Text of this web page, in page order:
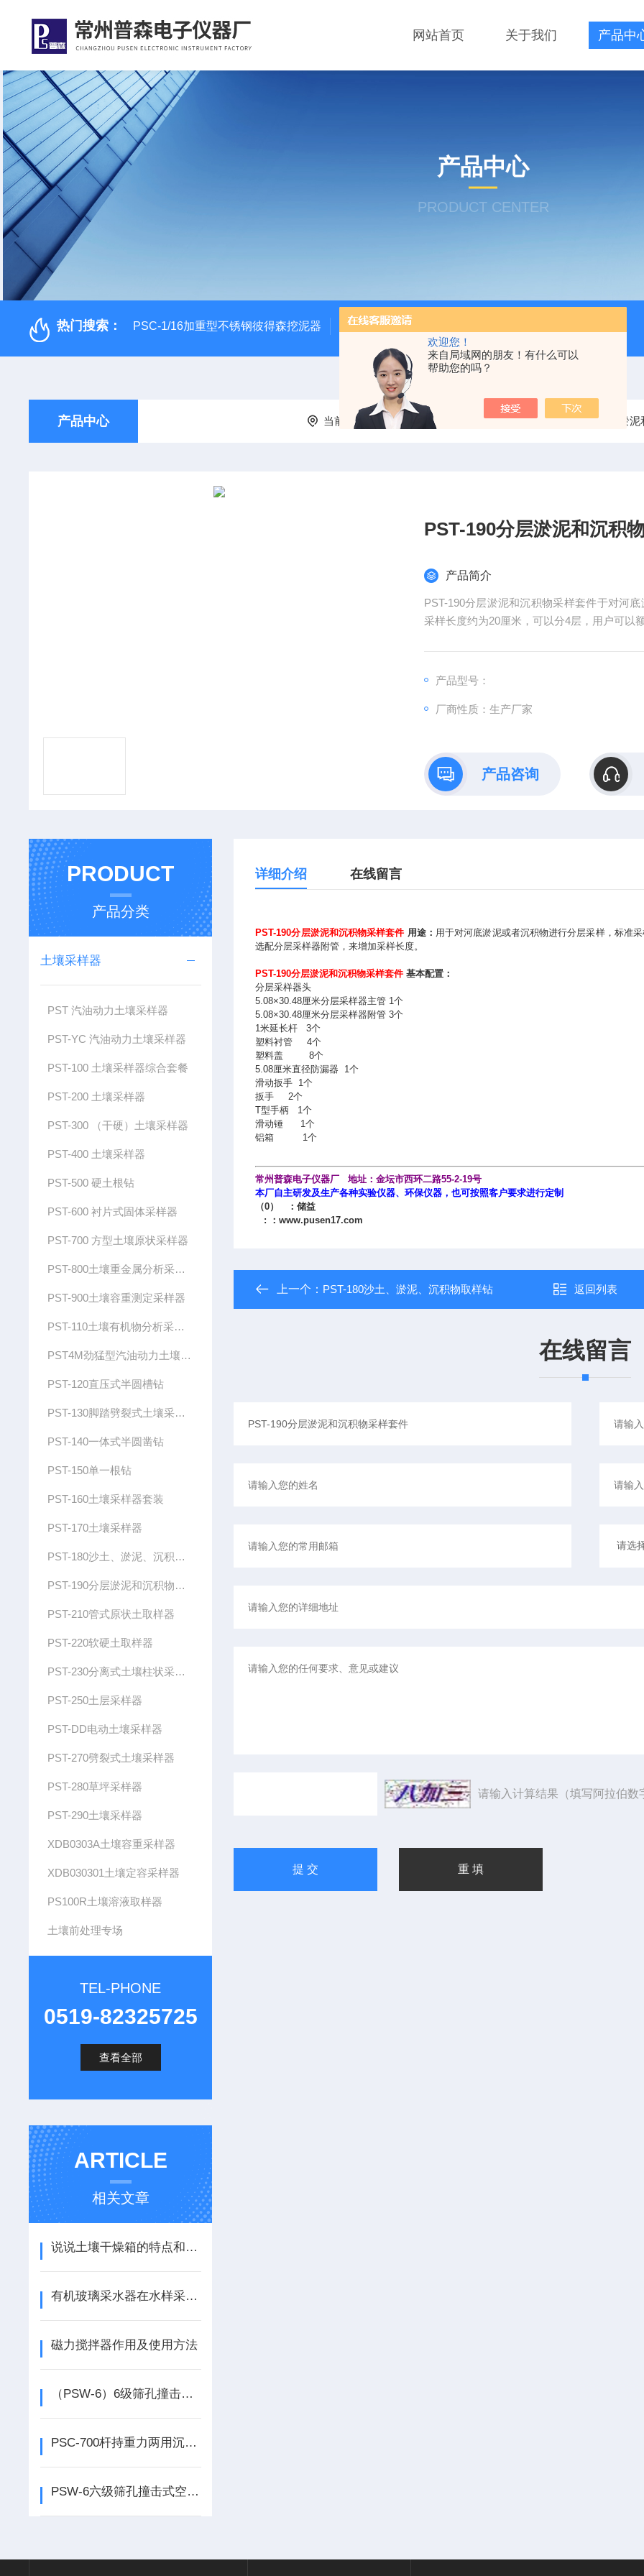
欢迎您！
来自局域网的朋友！有什么可以
帮助您的吗？
网站首页 关于我们 产品中
产品中心
PRODUCT CENTER
热门搜索： PSC-1/16加重型不锈钢彼得森挖泥器 Beeker型沉积物原状采样器（柱状底泥采样器） PS-
产品中心 当前位置： 首页 产品中心 土壤采样器 PST-190分层淤
PST-190分层淤泥和沉积
产品简介
PST-190分层淤泥和沉积物采样套件于对河
采样长度约为20厘米，可以分4层，用户可以
产品型号：
厂商性质：生产厂家
产品咨询
PRODUCT
产品分类
土壤采样器
PST 汽油动力土壤采样器
PST-YC 汽油动力土壤采样器
PST-100 土壤采样器综合套餐
PST-200 土壤采样器
PST-300 （干硬）土壤采样器
PST-400 土壤采样器
PST-500 硬土根钻
PST-600 衬片式固体采样器
PST-700 方型土壤原状采样器
PST-800土壤重金属分析采样器
PST-900土壤容重测定采样器
PST-110土壤有机物分析采样器
PST4M劲猛型汽油动力土壤采样器
PST-120直压式半圆槽钻
PST-130脚踏劈裂式土壤采样器
PST-140一体式半圆凿钻
PST-150单一根钻
PST-160土壤采样器套装
PST-170土壤采样器
PST-180沙土、淤泥、沉积物取样钻
PST-190分层淤泥和沉积物采样套件
PST-210管式原状土取样器
PST-220软硬土取样器
PST-230分离式土壤柱状采样器
PST-250土层采样器
PST-DD电动土壤采样器
PST-270劈裂式土壤采样器
PST-280草坪采样器
PST-290土壤采样器
XDB0303A土壤容重采样器
XDB030301土壤定容采样器
PS100R土壤溶液取样器
土壤前处理专场
TEL-PHONE
0519-82325725
查看全部
ARTICLE
相关文章
说说土壤干燥箱的特点和使用注意事项
有机玻璃采水器在水样采集中的应用与优势
磁力搅拌器作用及使用方法
（PSW-6）6级筛孔撞击式空气微生物采样器 特点讲解及应用领域
PSC-700杆持重力两用沉积物采样器 生产厂家
PSW-6六级筛孔撞击式空气微生物采样器 特点
详细介绍 在线留言
PST-190分层淤泥和沉积物采样套件 用途： 用于对河底淤泥或者沉积物进行分层采样，标准
选配分层采样器附管，来增加采样长度。
PST-190分层淤泥和沉积物采样套件 基本配置：
分层采样器头
5.08×30.48厘米分层采样器主管 1个
5.08×30.48厘米分层采样器附管3个
1米延长杆3个
塑料衬管 4个
塑料盖 8个
5.08厘米直径防漏器 1个
滑动扳手 1个
扳手2个
T型手柄 1个
滑动锤 1个
铝箱 1个
常州普森电子仪器厂 地址：金坛市西环二路55-2-19号
本厂自主研发及生产各种实验仪器、环保仪器，也可按照客户要求进行定制
（0） ：储益
: ：www.pusen17.com
上一个： PST-180沙土、淤泥、沉积物取样钻 返回列表
在线留言
请输入计算结果（填写阿拉伯数